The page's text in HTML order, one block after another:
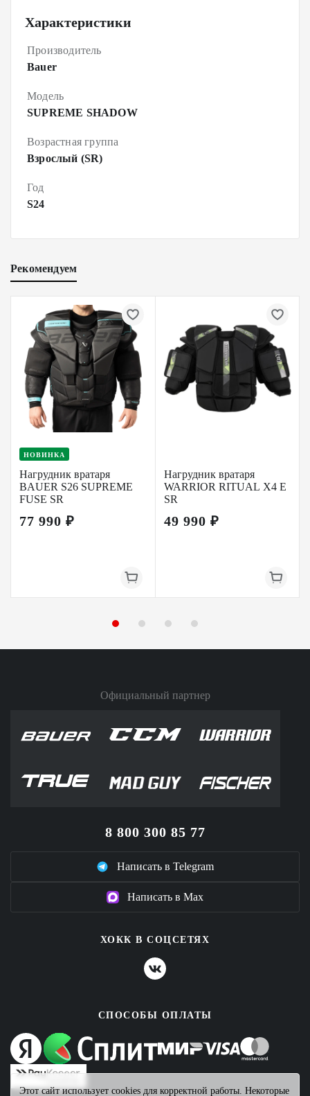
Характеристики
Производитель
Bauer
Модель
SUPREME SHADOW
Возрастная группа
Взрослый (SR)
Год
S24
Рекомендуем
НОВИНКА
Нагрудник вратаря
BAUER S26 SUPREME
FUSE SR
77 990 ₽
Нагрудник вратаря
WARRIOR RITUAL X4 E
SR
49 990 ₽
Официальный партнер
8 800 300 85 77
Написать в Telegram
Написать в Max
ХОКК В СОЦСЕТЯХ
СПОСОБЫ ОПЛАТЫ
Этот сайт использует cookies для корректной работы. Некоторые